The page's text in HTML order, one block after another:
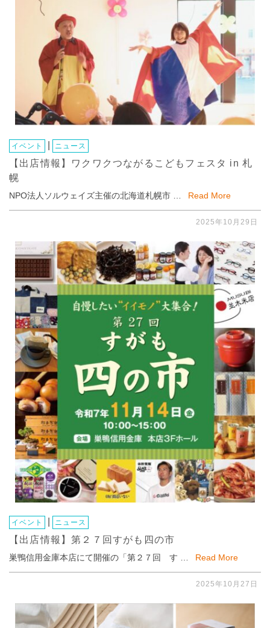
イベント ニュース
【出店情報】ワクワクつながるこどもフェスタ in 札
幌
NPO法人ソルウェイズ主催の北海道札幌市 … Read More
2025年10月29日
イベント ニュース
【出店情報】第２７回すがも四の市
巣鴨信用金庫本店にて開催の「第２７回 す … Read More
2025年10月27日